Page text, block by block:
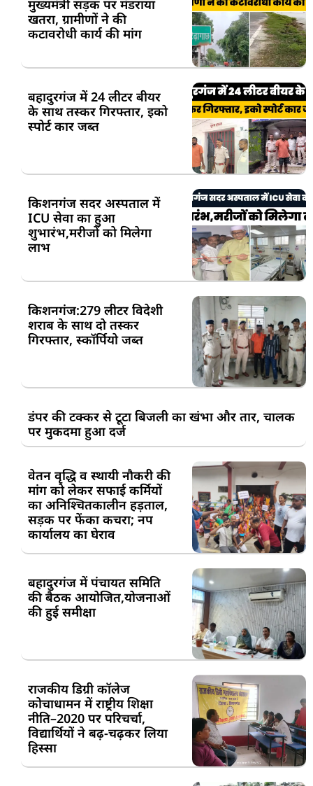
मुख्यमंत्री सड़क पर मंडराया
खतरा, ग्रामीणों ने की
कटावरोधी कार्य की मांग
बहादुरगंज में 24 लीटर बीयर
के साथ तस्कर गिरफ्तार, इको
स्पोर्ट कार जब्त
किशनगंज सदर अस्पताल में
ICU सेवा का हुआ
शुभारंभ,मरीजों को मिलेगा
लाभ
किशनगंज:279 लीटर विदेशी
शराब के साथ दो तस्कर
गिरफ्तार, स्कॉर्पियो जब्त
डंपर की टक्कर से टूटा बिजली का खंभा और तार, चालक
पर मुकदमा हुआ दर्ज
वेतन वृद्धि व स्थायी नौकरी की
मांग को लेकर सफाई कर्मियों
का अनिश्चितकालीन हड़ताल,
सड़क पर फेंका कचरा; नप
कार्यालय का घेराव
बहादुरगंज में पंचायत समिति
की बैठक आयोजित,योजनाओं
की हुई समीक्षा
राजकीय डिग्री कॉलेज
कोचाधामन में राष्ट्रीय शिक्षा
नीति–2020 पर परिचर्चा,
विद्यार्थियों ने बढ़-चढ़कर लिया
हिस्सा